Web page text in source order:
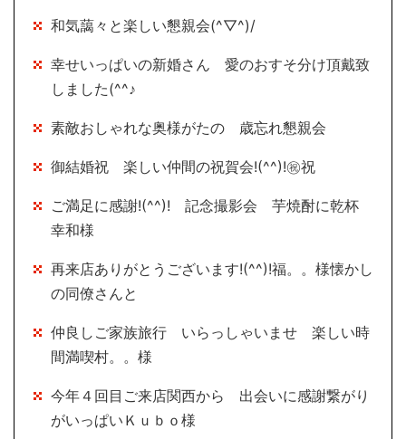
和気藹々と楽しい懇親会(^▽^)/
幸せいっぱいの新婚さん 愛のおすそ分け頂戴致
しました(^^♪
素敵おしゃれな奥様がたの 歳忘れ懇親会
御結婚祝 楽しい仲間の祝賀会!(^^)!㊗祝
ご満足に感謝!(^^)! 記念撮影会 芋焼酎に乾杯
幸和様
再来店ありがとうございます!(^^)!福。。様懐かし
の同僚さんと
仲良しご家族旅行 いらっしゃいませ 楽しい時
間満喫村。。様
今年４回目ご来店関西から 出会いに感謝繋がり
がいっぱいＫｕｂｏ様